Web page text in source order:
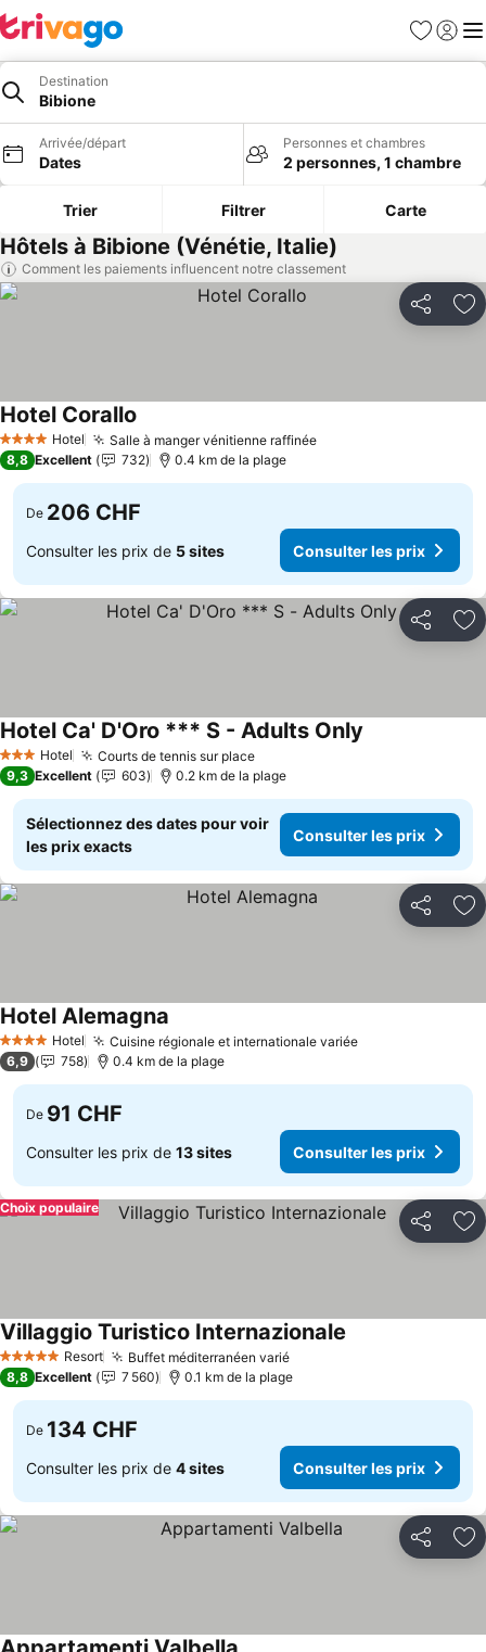
Favoris
Se
Destination
Bibione
Arrivée/départ
Dates
Personnes et chambres
2 personnes, 1 chambre
Trier Filtrer Carte
Hôtels à Bibione (Vénétie, Italie)
Comment les paiements influencent notre classement
Partager
4 Étoiles Hotel Salle à manger vénitienne raffinée
Hotel Corallo
8,8 Excellent 732 0.4 km de la plage
De 206 CHF
Consulter les prix de 5 sites Consulter les prix
Partager
3 ÉtoilesHotel Courts de tennis sur place
Hotel Ca' D'Oro *** S - Adults Only
9,3 Excellent 603 0.2 km de la plage
Sélectionnez des dates pour voir
les prix exacts
Consulter les prix
Partager
4 Étoiles Hotel Cuisine régionale et internationale variée
Hotel Alemagna
6,9 758 0.4 km de la plage
De 91 CHF
Consulter les prix de 13 sites Consulter les prix
Partager
Choix populaire
5 Étoiles Resort Buffet méditerranéen varié
Villaggio Turistico Internazionale
8,8 Excellent 7 560 0.1 km de la plage
De 134 CHF
Consulter les prix de 4 sites Consulter les prix
Partager